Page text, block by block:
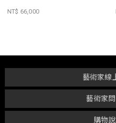
NT$ 66,000
購物
藝術家
藝術家線